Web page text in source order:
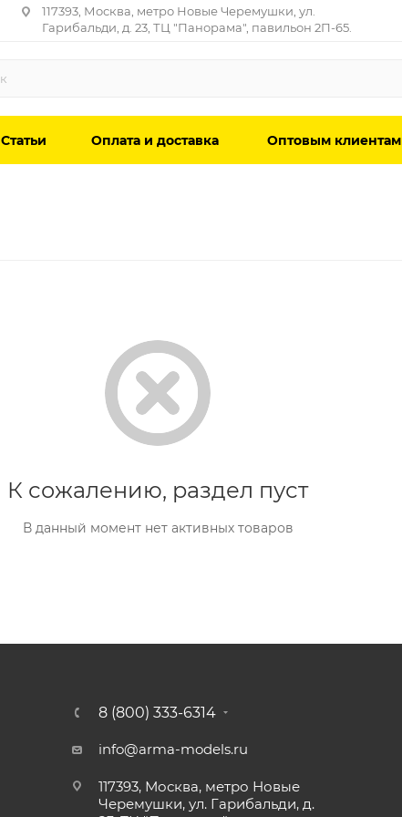
117393, Москва, метро Новые Черемушки, ул.
Гарибальди, д. 23, ТЦ "Панорама", павильон 2П-65.
Статьи Оплата и доставка Оптовым клиентам
К сожалению, раздел пуст
В данный момент нет активных товаров
8 (800) 333-6314
info@arma-models.ru
117393, Москва, метро Новые
Черемушки, ул. Гарибальди, д.